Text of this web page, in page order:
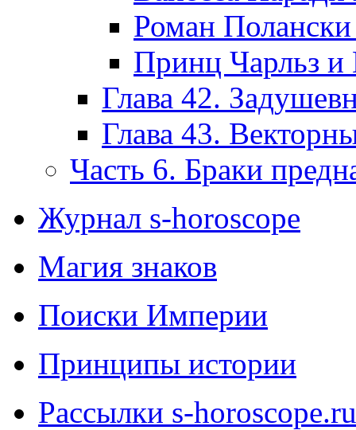
Роман
Принц Чарльз и
Глава 42.
Глава 43.
Часть 6. Браки
Журнал s-horoscope
Магия знаков
Поиски Империи
Принципы истории
Рассылки s-horoscope.ru